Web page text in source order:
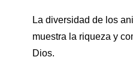
La diversidad de los
muestra la riqueza y
Dios.